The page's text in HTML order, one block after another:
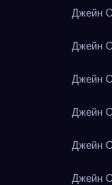
Джейн
Джейн
Джейн
Джейн
Джейн
Джейн